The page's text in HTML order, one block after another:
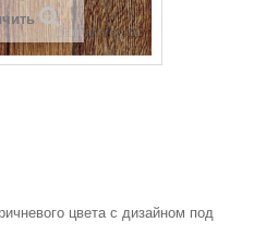
цвета с дизайном под